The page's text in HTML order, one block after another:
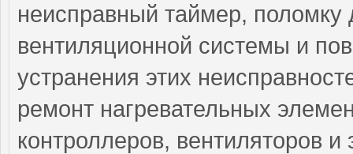
неисправный таймер,
вентиляционной системы и
устранения этих
ремонт нагревательных
контроллеров, вентиляторов